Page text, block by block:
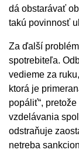
dá obstarávať
takú povinnosť
Za ďalší
spotrebiteľa.
vedieme za
ktorá je
popáliť“,
vzdelávania
odstraňuje
netreba